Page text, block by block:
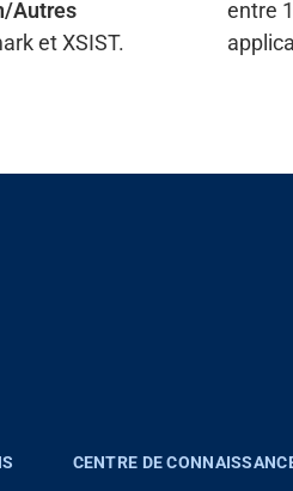
Autres
et XSIST.
entre
CENTRE DE